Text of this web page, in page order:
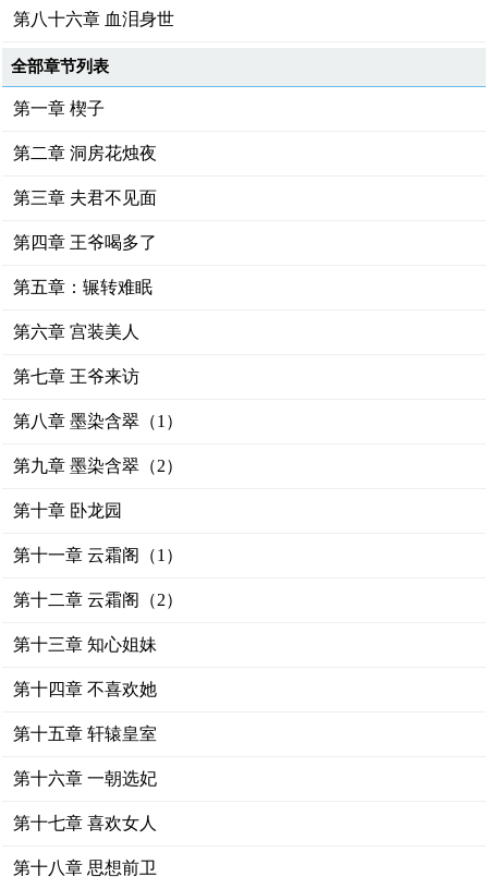
第八十六章 血泪身世
全部章节列表
第一章 楔子
第二章 洞房花烛夜
第三章 夫君不见面
第四章 王爷喝多了
第五章：辗转难眠
第六章 宫装美人
第七章 王爷来访
第八章 墨染含翠（1）
第九章 墨染含翠（2）
第十章 卧龙园
第十一章 云霜阁（1）
第十二章 云霜阁（2）
第十三章 知心姐妹
第十四章 不喜欢她
第十五章 轩辕皇室
第十六章 一朝选妃
第十七章 喜欢女人
第十八章 思想前卫